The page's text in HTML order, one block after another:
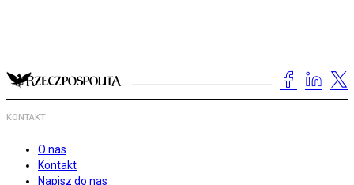
KONTAKT
O nas
Kontakt
Napisz do nas